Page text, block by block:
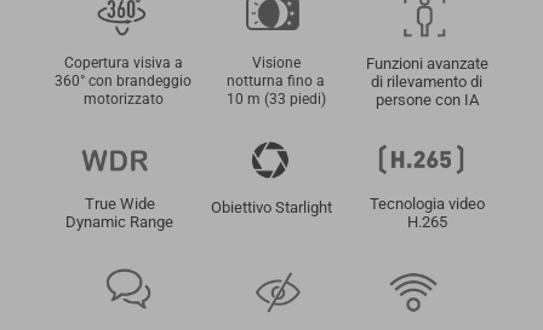
Tecnologia video
H.265
True Wide
Dynamic Range
Funzioni avanzate
di rilevamento di
persone con IA
Visione
notturna fino a
10 m (33 piedi)
Copertura visiva a
360° con brandeggio
motorizzato
Obiettivo Starlight